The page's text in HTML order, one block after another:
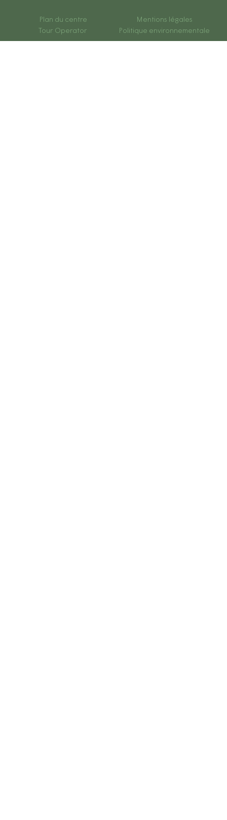
Plan du centre
Mentions légales
Tour Operator
Politique environnementale